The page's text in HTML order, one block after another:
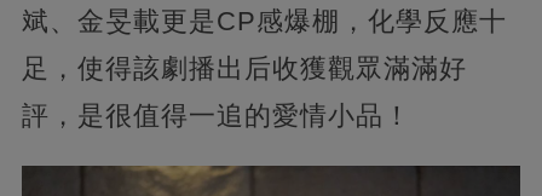
斌、金旻載更是CP感爆棚，化學反應十
足，使得該劇播出后收獲觀眾滿滿好
評，是很值得一追的愛情小品！